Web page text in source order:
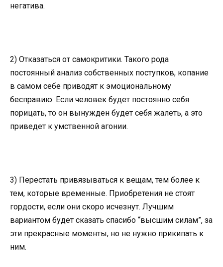
негатива.
2) Отказаться от самокритики. Такого рода
постоянный анализ собственных поступков, копание
в самом себе приводят к эмоциональному
бесправию. Если человек будет постоянно себя
порицать, то он вынужден будет себя жалеть, а это
приведет к умственной агонии.
3) Перестать привязываться к вещам, тем более к
тем, которые временные. Приобретения не стоят
гордости, если они скоро исчезнут. Лучшим
вариантом будет сказать спасибо “высшим силам”, за
эти прекрасные моменты, но не нужно прикипать к
ним.